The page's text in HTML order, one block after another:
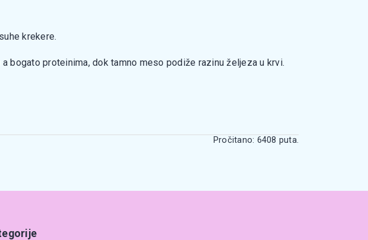
krekere.
bogato proteinima, dok tamno meso podiže razinu željeza u krvi.
Pročitano: 6408 puta.